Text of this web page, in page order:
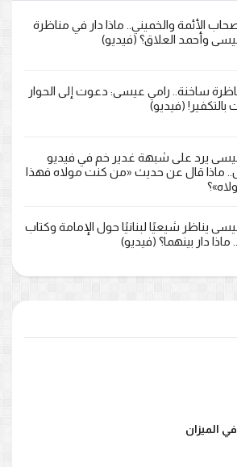
الأئمة والخميني.. ماذا دار في مناظرة
وأحمد العلاق؟ (فيديو)
ساخنة.. رامي عيسى: دعوت إلى الحوار
بالتكفير! (فيديو)
يرد على شبهة غدير خم في فيديو
ماذا قال عن حديث «من كنت مولاه فهذا
يناظر شيعيًا لبنانيًا حول الإمامة وكتاب
ماذا دار بينهما؟ (فيديو)
الميزان